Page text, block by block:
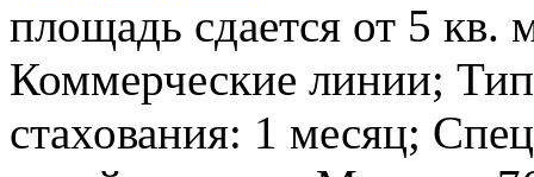
площадь сдается от 5 кв.
Коммерческие линии;
стахования: 1 месяц;